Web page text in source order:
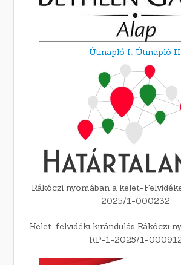
Útinapló I., Útinapló
Rákóczi nyomában a kelet-
2025/1-000232
Kelet-felvidéki kirándulás Rákóczi
KP-1-2025/1-